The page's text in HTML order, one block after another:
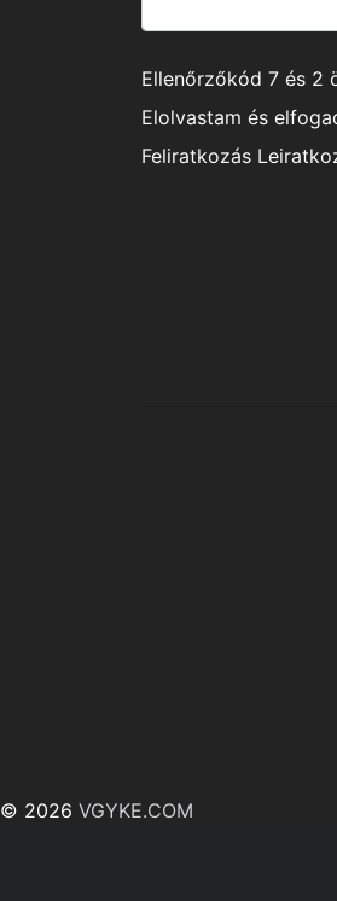
Ellenőrzőkód 7 és 2
Elolvastam és
Feliratkozás
© 2026 VGYKE.COM